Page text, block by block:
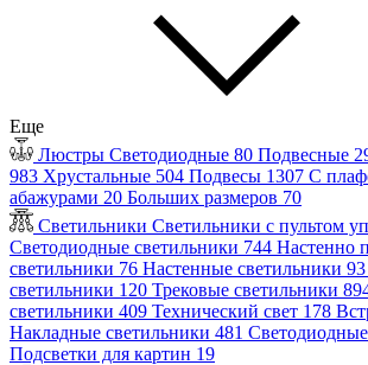
Еще
Люстры Светодиодные 80 Подвесные
983 Хрустальные 504 Подвесы 1307 С
абажурами 20 Больших размеров 70
Светильники Светильники с пультом
Светодиодные светильники 744 Настенно
светильники 76 Настенные светильники 93
светильники 120 Трековые светильники
светильники 409 Технический свет 178
Накладные светильники 481
Подсветки для картин 19